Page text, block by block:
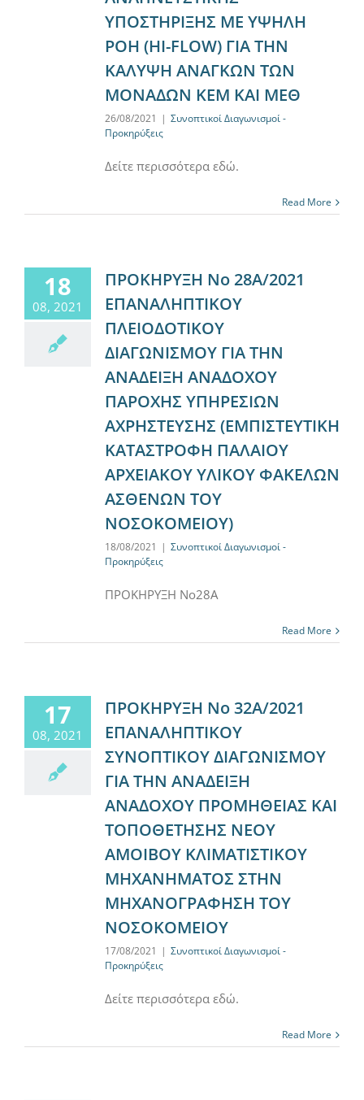
ΥΠΟΣΤΗΡΙΞΗΣ ΜΕ ΥΨΗΛΗ
ΡΟΗ (HI-FLOW) ΓΙΑ ΤΗΝ
ΚΑΛΥΨΗ ΑΝΑΓΚΩΝ ΤΩΝ
ΜΟΝΑΔΩΝ ΚΕΜ ΚΑΙ ΜΕΘ
26/08/2021 | Συνοπτικοί Διαγωνισμοί -
Προκηρύξεις
Δείτε περισσότερα εδώ.
Read More
18
08, 2021
ΠΡΟΚΗΡΥΞΗ Νο 28Α/2021
ΕΠΑΝΑΛΗΠΤΙΚΟΥ
ΠΛΕΙΟΔΟΤΙΚΟΥ
ΔΙΑΓΩΝΙΣΜΟΥ ΓΙΑ ΤΗΝ
ΑΝΑΔΕΙΞΗ ΑΝΑΔΟΧΟΥ
ΠΑΡΟΧΗΣ ΥΠΗΡΕΣΙΩΝ
ΑΧΡΗΣΤΕΥΣΗΣ (ΕΜΠΙΣΤΕΥΤΙΚΗ
ΚΑΤΑΣΤΡΟΦΗ ΠΑΛΑΙΟΥ
ΑΡΧΕΙΑΚΟΥ ΥΛΙΚΟΥ ΦΑΚΕΛΩΝ
ΑΣΘΕΝΩΝ ΤΟΥ
ΝΟΣΟΚΟΜΕΙΟΥ)
18/08/2021 | Συνοπτικοί Διαγωνισμοί -
Προκηρύξεις
ΠΡΟΚΗΡΥΞΗ Νο28Α
Read More
17
08, 2021
ΠΡΟΚΗΡΥΞΗ Νο 32Α/2021
ΕΠΑΝΑΛΗΠΤΙΚΟΥ
ΣΥΝΟΠΤΙΚΟΥ ΔΙΑΓΩΝΙΣΜΟΥ
ΓΙΑ ΤΗΝ ΑΝΑΔΕΙΞΗ
ΑΝΑΔΟΧΟΥ ΠΡΟΜΗΘΕΙΑΣ ΚΑΙ
ΤΟΠΟΘΕΤΗΣΗΣ ΝΕΟΥ
ΑΜΟΙΒΟΥ ΚΛΙΜΑΤΙΣΤΙΚΟΥ
ΜΗΧΑΝΗΜΑΤΟΣ ΣΤΗΝ
ΜΗΧΑΝΟΓΡΑΦΗΣΗ ΤΟΥ
ΝΟΣΟΚΟΜΕΙΟΥ
17/08/2021 | Συνοπτικοί Διαγωνισμοί -
Προκηρύξεις
Δείτε περισσότερα εδώ.
Read More